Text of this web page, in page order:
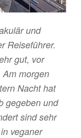
und
Reiseführer.
gut, vor
morgen
Nacht hat
gegeben und
sind sehr
veganer